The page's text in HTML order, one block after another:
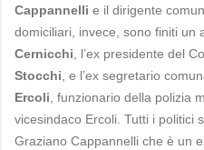
Cappannelli e il dirigente
domiciliari, invece, sono finiti un
Cernicchi , l’ex presidente del
Stocchi , e l’ex segretario
Ercoli , funzionario della polizia
vicesindaco Ercoli. Tutti i politici
Graziano Cappannelli che è un